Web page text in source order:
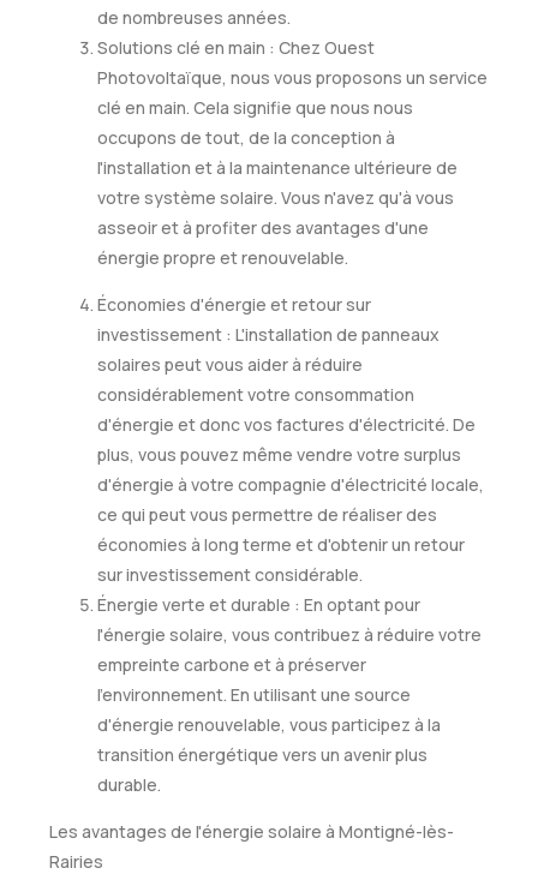
de nombreuses années.
Solutions clé en main : Chez Ouest
Photovoltaïque, nous vous proposons un service
clé en main. Cela signifie que nous nous
occupons de tout, de la conception à
l'installation et à la maintenance ultérieure de
votre système solaire. Vous n'avez qu'à vous
asseoir et à profiter des avantages d'une
énergie propre et renouvelable.
Économies d'énergie et retour sur
investissement : L'installation de panneaux
solaires peut vous aider à réduire
considérablement votre consommation
d'énergie et donc vos factures d'électricité. De
plus, vous pouvez même vendre votre surplus
d'énergie à votre compagnie d'électricité locale,
ce qui peut vous permettre de réaliser des
économies à long terme et d'obtenir un retour
sur investissement considérable.
Énergie verte et durable : En optant pour
l'énergie solaire, vous contribuez à réduire votre
empreinte carbone et à préserver
l'environnement. En utilisant une source
d'énergie renouvelable, vous participez à la
transition énergétique vers un avenir plus
durable.
Les avantages de l'énergie solaire à Montigné-lès-
Rairies